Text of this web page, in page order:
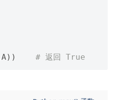
A)) # 返回 True